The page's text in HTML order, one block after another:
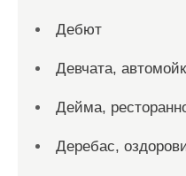
Дебют
Девчата,
Дейма,
Деребас,